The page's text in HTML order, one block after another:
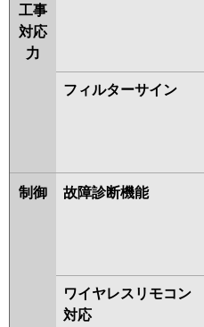
工事
対応
力
フィルターサイン
制御 故障診断機能
ワイヤレスリモコン
対応